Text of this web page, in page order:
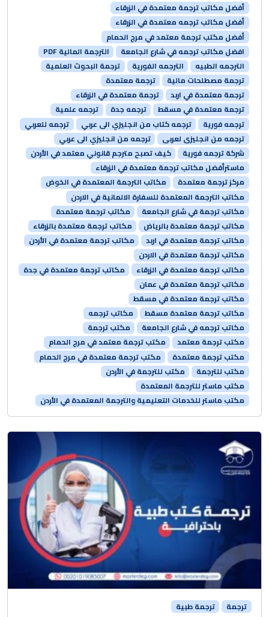
أفضل مكاتب ترجمة معتمدة في الزرقاء
أفضل مكاتب ترجمه معتمدة في الزرقاء
أفضل مكتب ترجمة معتمد في مرج الحمام
افضل مكاتب ترجمه في شارع الجامعة
الترجمة المالية PDF
الترجمه الطبيه
الترجمه الفورية
ترجمة البحوث العلمية
ترجمة مصطلحات مالية
ترجمة معتمدة
ترجمة معتمدة في اربد
ترجمة معتمدة في الزرقاء
ترجمة معتمدة في مسقط
ترجمه جدة
ترجمه علمية
ترجمه فورية
ترجمه كتاب من انجليزي الى عربي
ترجمه للعربي
ترجمه من انجليزى لعربى
ترجمه من انجليزي الى عربي
شركة ترجمه فورية
كيف تصبح مترجم قانوني معتمد في الأردن
ماسترأفضل مكاتب ترجمة معتمدة في الزرقاء
مركز ترجمة معتمدة
مكاتب الترجمة المعتمدة في الخوض
مكاتب الترجمة المعتمدة للسفارة الالمانية في الاردن
مكاتب ترجمة في شارع الجامعة
مكاتب ترجمة معتمدة
مكاتب ترجمة معتمدة بالرياض
مكاتب ترجمة معتمدة بالزرقاء
مكاتب ترجمة معتمدة في اربد
مكاتب ترجمة معتمدة في الأردن
مكاتب ترجمة معتمدة في الاردن
مكاتب ترجمة معتمدة في الزرقاء
مكاتب ترجمة معتمدة في جدة
مكاتب ترجمة معتمدة في عمان
مكاتب ترجمة معتمدة في مسقط
مكاتب ترجمة معتمدة مسقط
مكاتب ترجمه
مكاتب ترجمه في شارع الجامعة
مكتب ترجمة
مكتب ترجمة معتمد
مكتب ترجمة معتمد في مرج الحمام
مكتب ترجمة معتمدة
مكتب ترجمة معتمدة في مرج الحمام
مكتب للترجمة
مكتب للترجمة في الأردن
مكتب ماستر للترجمة المعتمدة
مكتب ماستر للخدمات التعليمية والترجمة المعتمدة في الأردن
ترجمة ترجمة طبية